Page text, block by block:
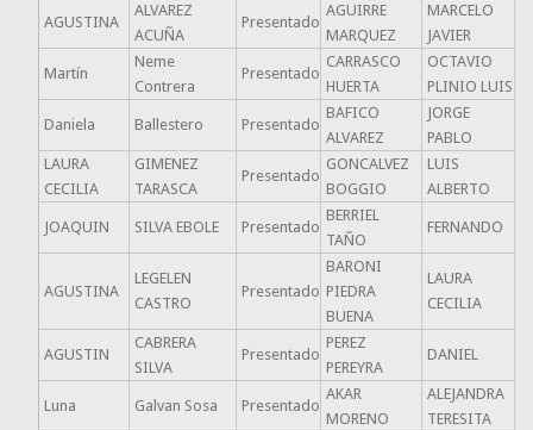
AGUSTINA
ALVAREZ
ACUÑA
Presentado
AGUIRRE
MARQUEZ
MARCELO
JAVIER
Martín
Neme
Contrera
Presentado
CARRASCO
HUERTA
OCTAVIO
PLINIO LUIS
Daniela Ballestero Presentado
BAFICO
ALVAREZ
JORGE
PABLO
LAURA
CECILIA
GIMENEZ
TARASCA
Presentado
GONCALVEZ
BOGGIO
LUIS
ALBERTO
JOAQUIN SILVA EBOLE Presentado
BERRIEL
TAÑO
FERNANDO
AGUSTINA
LEGELEN
CASTRO
Presentado
BARONI
PIEDRA
BUENA
LAURA
CECILIA
AGUSTIN
CABRERA
SILVA
Presentado
PEREZ
PEREYRA
DANIEL
Luna Galvan Sosa Presentado
AKAR
MORENO
ALEJANDRA
TERESITA